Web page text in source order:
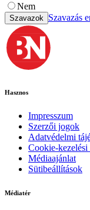
Nem
Szavazok Szavazás
Hasznos
Impresszum
Szerzői jogok
Adatvédelmi
Cookie-kezelési
Médiaajánlat
Sütibeállítások
Médiatér